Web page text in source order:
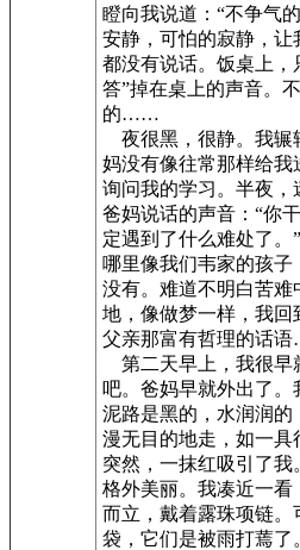
瞪向我说道：“不争气
安静，可怕的寂静，
都没有说话。饭桌上，
答”掉在桌上的声音。
的……
夜很黑，很静。我辗
妈没有像往常那样给
询问我的学习。半夜，
爸妈说话的声音：“你
定遇到了什么难处了。
哪里像我们韦家的孩
没有。难道不明白苦难
地，像做梦一样，我
父亲那富有哲理的话
第二天早上，我很早
吧。爸妈早就外出了
泥路是黑的，水润润的
漫无目的地走，如一具
突然，一抹红吸引了
格外美丽。我凑近一看
而立，戴着露珠项链。
袋，它们是被雨打蔫